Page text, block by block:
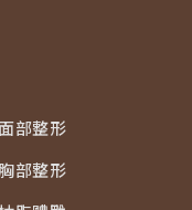
部整形
部整形